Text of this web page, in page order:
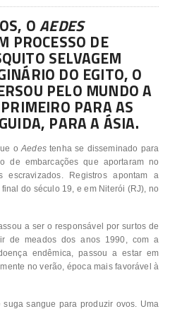
OAEDES
PROCESSO DE
SELVAGEM
DO EGITO, O
PELO MUNDO A
PARA AS
PARA A ÁSIA.
oAedestenha se disseminado para
de embarcações que aportaram no
Registros apontam a
do século 19, e em Niterói (RJ), no
a ser o responsável por surtos de
de meados dos anos 1990, com a
endêmica, passou a estar em
no verão, época mais favorável à
sangue para produzir ovos. Uma